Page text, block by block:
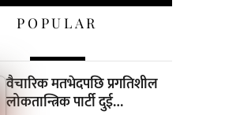
POPULAR
वैचारिक मतभेदपछि प्रगतिशील
लोकतान्त्रिक पार्टी दुई…